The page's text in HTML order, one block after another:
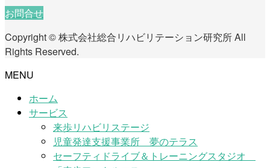
お問合せ
Copyright © 株式会社総合リハビリテーション研究所 All
Rights Reserved.
MENU
ホーム
サービス
来歩リハビリステージ
児童発達支援事業所 夢のテラス
セーフティドライブ＆トレーニングスタジオ